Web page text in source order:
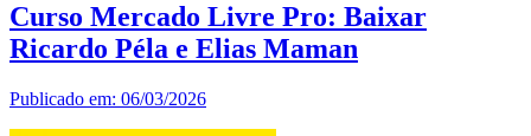
Curso Mercado Livre Pro: Baixar
Ricardo Péla e Elias Maman
Publicado em: 06/03/2026